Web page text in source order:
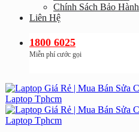
Chính Sách Bảo Hành
Liên Hệ
1800 6025
Miễn phí cước gọi